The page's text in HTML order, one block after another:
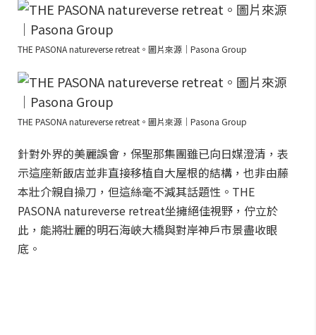
THE PASONA natureverse retreat。圖片來源｜Pasona Group
THE PASONA natureverse retreat。圖片來源｜Pasona Group
針對外界的美麗誤會，保聖那集團雖已向日媒澄清，表
示這座新飯店並非直接移植自大屋根的結構，也非由藤
本壯介親自操刀，但這絲毫不減其話題性。THE
PASONA natureverse retreat坐擁絕佳視野，佇立於
此，能將壯麗的明石海峽大橋與對岸神戶市景盡收眼
底。